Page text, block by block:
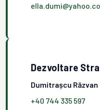
Dezvoltare
Dumitrașcu Răzvan
+40 744 335 597